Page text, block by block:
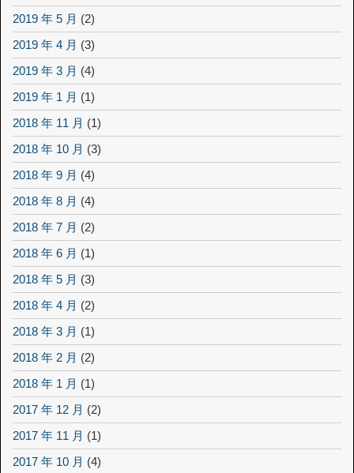
2019 年 5 月 (2)
2019 年 4 月 (3)
2019 年 3 月 (4)
2019 年 1 月 (1)
2018 年 11 月 (1)
2018 年 10 月 (3)
2018 年 9 月 (4)
2018 年 8 月 (4)
2018 年 7 月 (2)
2018 年 6 月 (1)
2018 年 5 月 (3)
2018 年 4 月 (2)
2018 年 3 月 (1)
2018 年 2 月 (2)
2018 年 1 月 (1)
2017 年 12 月 (2)
2017 年 11 月 (1)
2017 年 10 月 (4)